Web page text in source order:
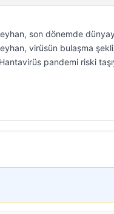
son dönemde
virüsün bulaşma
pandemi riski